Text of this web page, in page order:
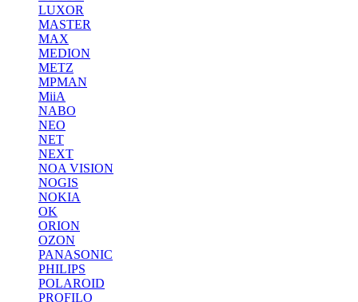
LUXOR
MASTER
MAX
MEDION
METZ
MPMAN
MiiA
NABO
NEO
NET
NEXT
NOA VISION
NOGIS
NOKIA
OK
ORION
OZON
PANASONIC
PHILIPS
POLAROID
PROFILO